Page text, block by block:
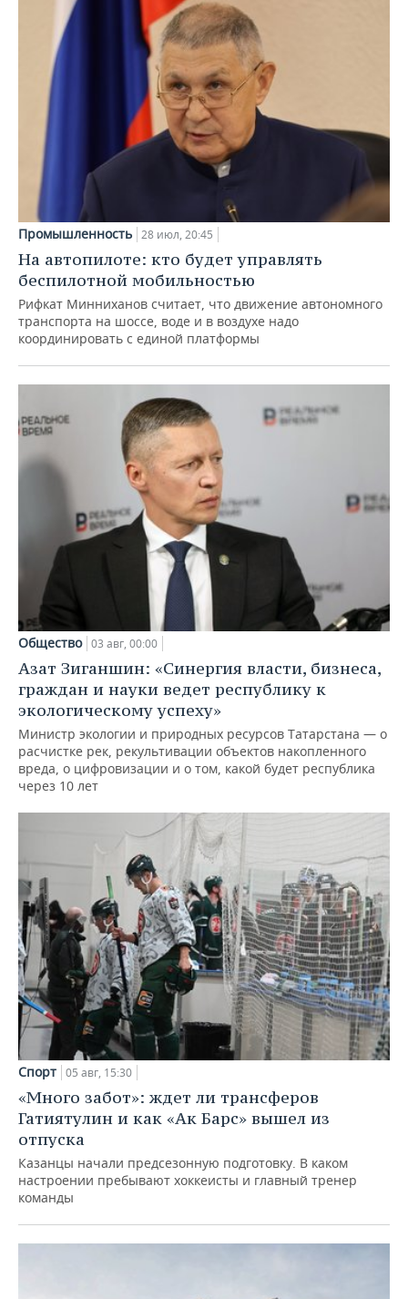
Промышленность 28 июл, 20:45
На автопилоте: кто будет управлять
беспилотной мобильностью
Рифкат Минниханов считает, что движение автономного
транспорта на шоссе, воде и в воздухе надо
координировать с единой платформы
Общество 03 авг, 00:00
Азат Зиганшин: «Синергия власти, бизнеса,
граждан и науки ведет республику к
экологическому успеху»
Министр экологии и природных ресурсов Татарстана — о
расчистке рек, рекультивации объектов накопленного
вреда, о цифровизации и о том, какой будет республика
через 10 лет
Спорт 05 авг, 15:30
«Много забот»: ждет ли трансферов
Гатиятулин и как «Ак Барс» вышел из
отпуска
Казанцы начали предсезонную подготовку. В каком
настроении пребывают хоккеисты и главный тренер
команды